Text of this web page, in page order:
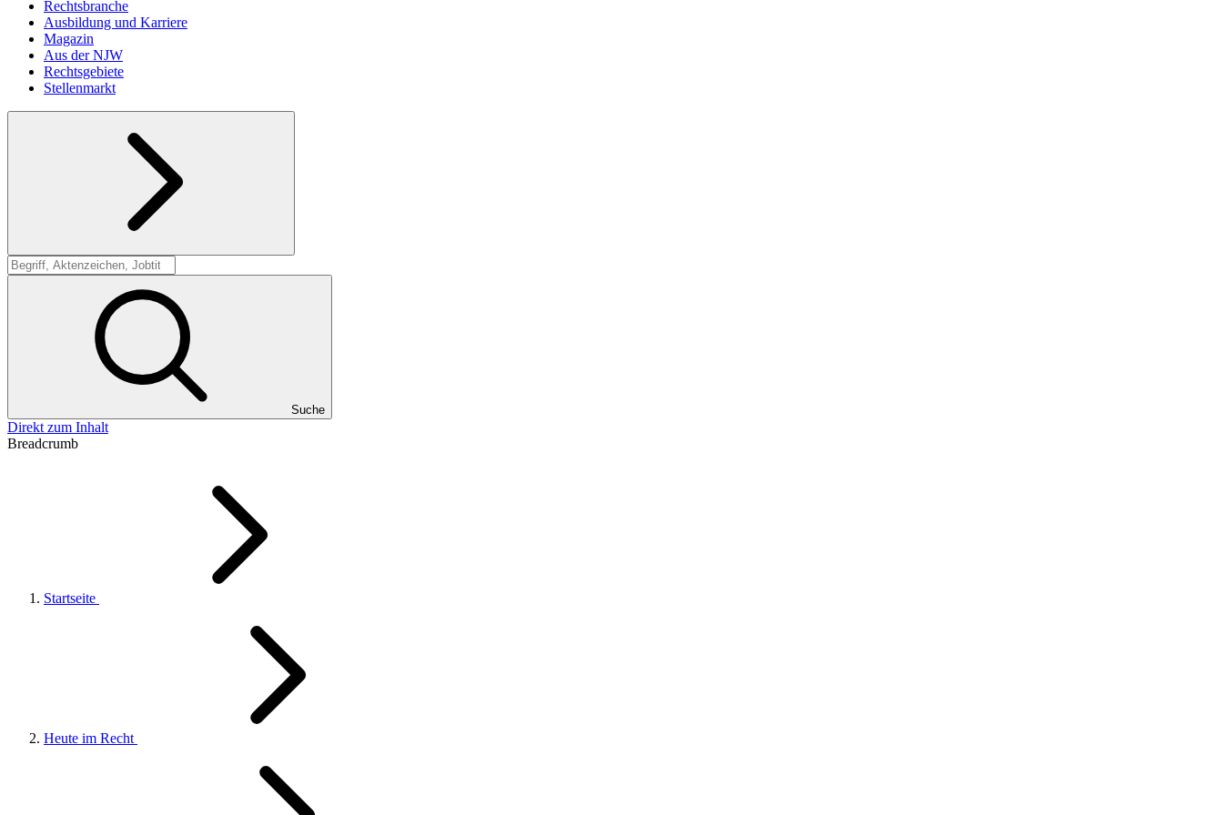
Rechtsbranche
Ausbildung und Karriere
Magazin
Aus der NJW
Rechtsgebiete
Stellenmarkt
Suche
Suche
Direkt zum Inhalt
Breadcrumb
Startseite
Heute im Recht